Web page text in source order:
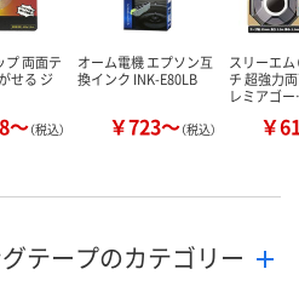
プ 両面テ
せる ジ
～（税込）
オーム電機 エプソン互
換インク INK-E80LB
￥723～（税込）
スリーエム
チ 超強力
レミアゴ
￥
テープのカテゴリー